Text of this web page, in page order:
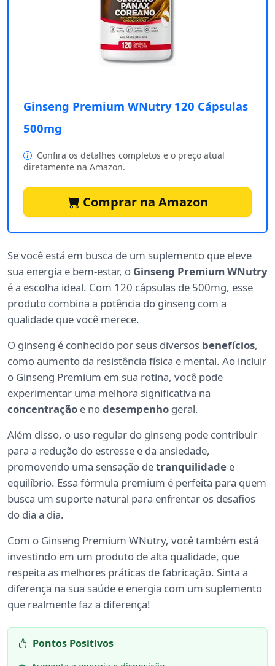
Ginseng Premium WNutry 120 Cápsulas
500mg
Confira os detalhes completos e o preço atual
diretamente na Amazon.
Comprar na Amazon
Se você está em busca de um suplemento que eleve
sua energia e bem-estar, o Ginseng Premium WNutry
é a escolha ideal. Com 120 cápsulas de 500mg, esse
produto combina a potência do ginseng com a
qualidade que você merece.
O ginseng é conhecido por seus diversos benefícios,
como aumento da resistência física e mental. Ao incluir
o Ginseng Premium em sua rotina, você pode
experimentar uma melhora significativa na
concentração e nodesempenho geral.
Além disso, o uso regular do ginseng pode contribuir
para a redução do estresse e da ansiedade,
promovendo uma sensação detranquilidade e
equilíbrio. Essa fórmula premium é perfeita para quem
busca um suporte natural para enfrentar os desafios
do dia a dia.
Com o Ginseng Premium WNutry, você também está
investindo em um produto de alta qualidade, que
respeita as melhores práticas de fabricação. Sinta a
diferença na sua saúde e energia com um suplemento
que realmente faz a diferença!
Pontos Positivos